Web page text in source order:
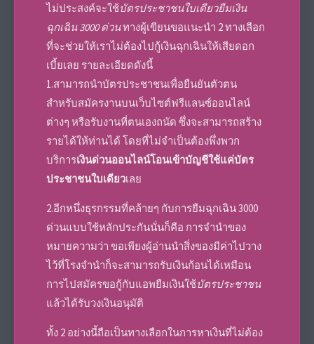
ไม่ประสงค์จะใช้บัตรประชาชนใบเดียวยืมเงิน
ฉุกเฉิน 3000 ด่วนทางผู้เขียนขอแนะนำ 2 ทางเลือก
ที่จะช่วยให้เราไม่ต้องไปกู้เงินฉุกเฉินให้เสียดอก
เบี้ยเลย รายละเอียดดังนี้
1.สามารถนำบัตรประชาชนเพื่อยืนยันตัวตน
สำหรับสมัครงานบนเว็บไซต์ฟรีแลนซ์ออนไลน์
ต่างๆ หรือรับงานที่ตนเองถนัด ซึ่งจะสามารถสร้าง
รายได้ให้ท่านได้ โดยที่ไม่จำเป็นต้องพึ่งพวก
บริการเงินด่วนออนไลน์โอนเข้าบัญชีใช้แค่บัตร
ประชาชนใบเดียวเลย
2.อีกหนึ่งธุรกรรมที่คล้ายๆ กับการยืมฉุกเฉิน 3000
ด่วนแบบใช้หลักประกันนั่นก็คือ การจำนำของ
หมายความว่า ขอเพียงผู้อ่านนำสิ่งของมีค่าไปวาง
ไว้ที่โรงจำนำก็จะสามารถรับเงินก้อนได้เหมือน
การไปสมัครขอกู้กับแอพยืมเงินใช้บัตรประชาชน
แล้วได้รับวงเงินอนุมัติ
ทั้ง 2 อย่างนี้ถือเป็นทางเลือกในการหาเงินที่ไม่ต้อง